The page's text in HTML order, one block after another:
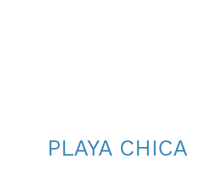
PLAYA CHICA